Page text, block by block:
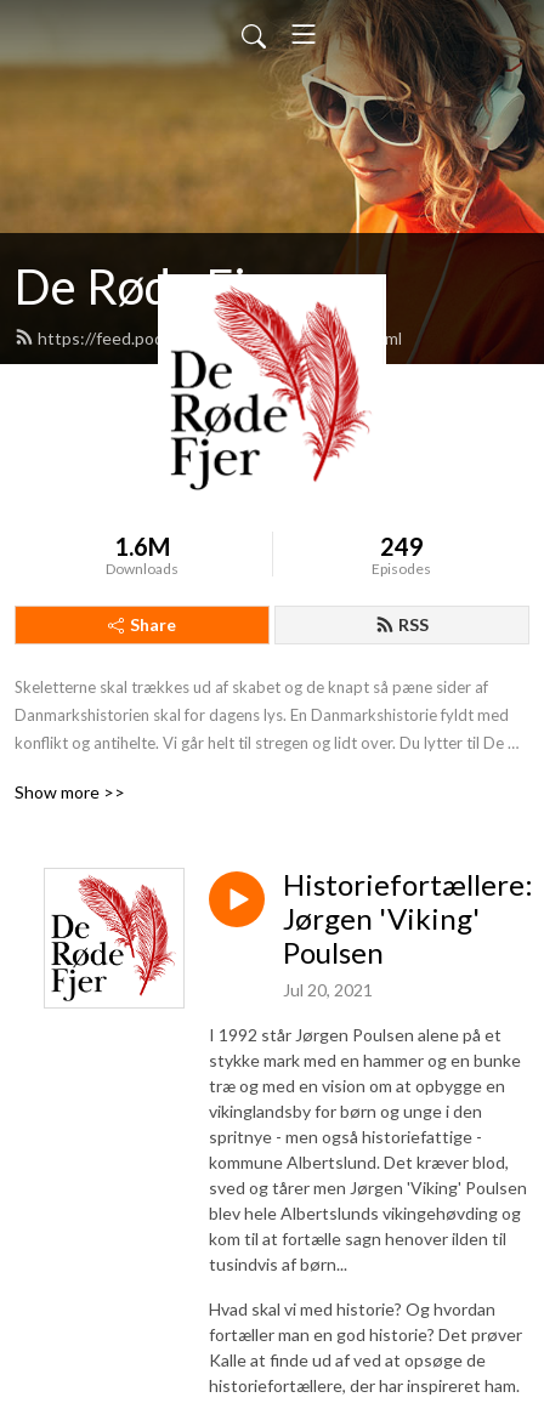
De Røde Fjer
https://feed.podbean.com/deroedefjer/feed.xml
1.6M
Downloads
249
Episodes
Share RSS
Skeletterne skal trækkes ud af skabet og de knapt så pæne sider af
Danmarkshistorien skal for dagens lys. En Danmarkshistorie fyldt med
konflikt og antihelte. Vi går helt til stregen og lidt over. Du lytter til De
din podcast:https: //deroedefjer.10er.app/
Show more >>
Historiefortællere:
Jørgen 'Viking'
Poulsen
Jul 20, 2021
I 1992 står Jørgen Poulsen alene på et
stykke mark med en hammer og en bunke
træ og med en vision om at opbygge en
vikinglandsby for børn og unge i den
spritnye - men også historiefattige -
kommune Albertslund. Det kræver blod,
sved og tårer men Jørgen 'Viking' Poulsen
blev hele Albertslunds vikingehøvding og
kom til at fortælle sagn henover ilden til
tusindvis af børn...
Hvad skal vi med historie? Og hvordan
fortæller man en god historie? Det prøver
Kalle at finde ud af ved at opsøge de
historiefortællere, der har inspireret ham.